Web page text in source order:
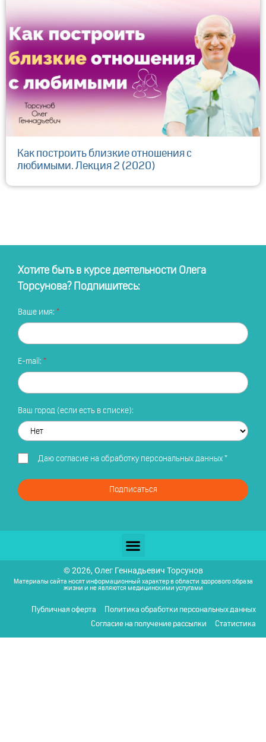
Как построить близкие отношения с
любимыми. Лекция 2 (2020)
Хотите быть в курсе деятельности Олега
Торсунова? Подпишитесь:
Ваше имя:
E-mail:
Ваш город (если есть в списке):
Даю согласие на обработку персональных данных*
Подписаться
© 2026, Олег Геннадьевич Торсунов
Материалы сайта носят информационный характер в области здорового образа
жизни и не являются медицинскими услугами
Публичная оферта
Политика обработки персональных данных
Согласие на получение рассылки
Статистика